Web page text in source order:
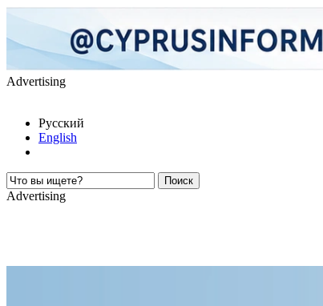
Advertising
Русский
English
Advertising